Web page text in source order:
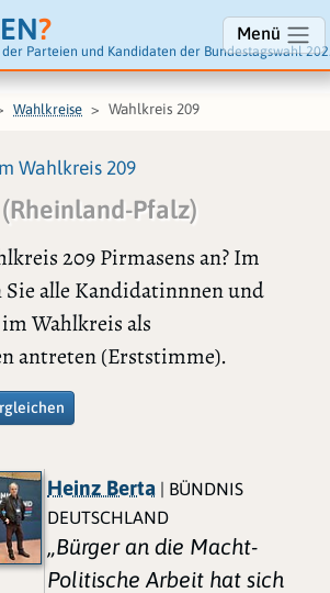
?
Parteien und Kandidaten der Bundestagswahl
Menü
Wahlkreise Wahlkreis 209
Wahlkreis 209
(Rheinland-Pfalz)
209 Pirmasens an? Im
Sie alle Kandidatinnnen und
Wahlkreis als
antreten (Erststimme).
Heinz Berta | BÜNDNIS
DEUTSCHLAND
„Bürger an die Macht-
Politische Arbeit hat sich